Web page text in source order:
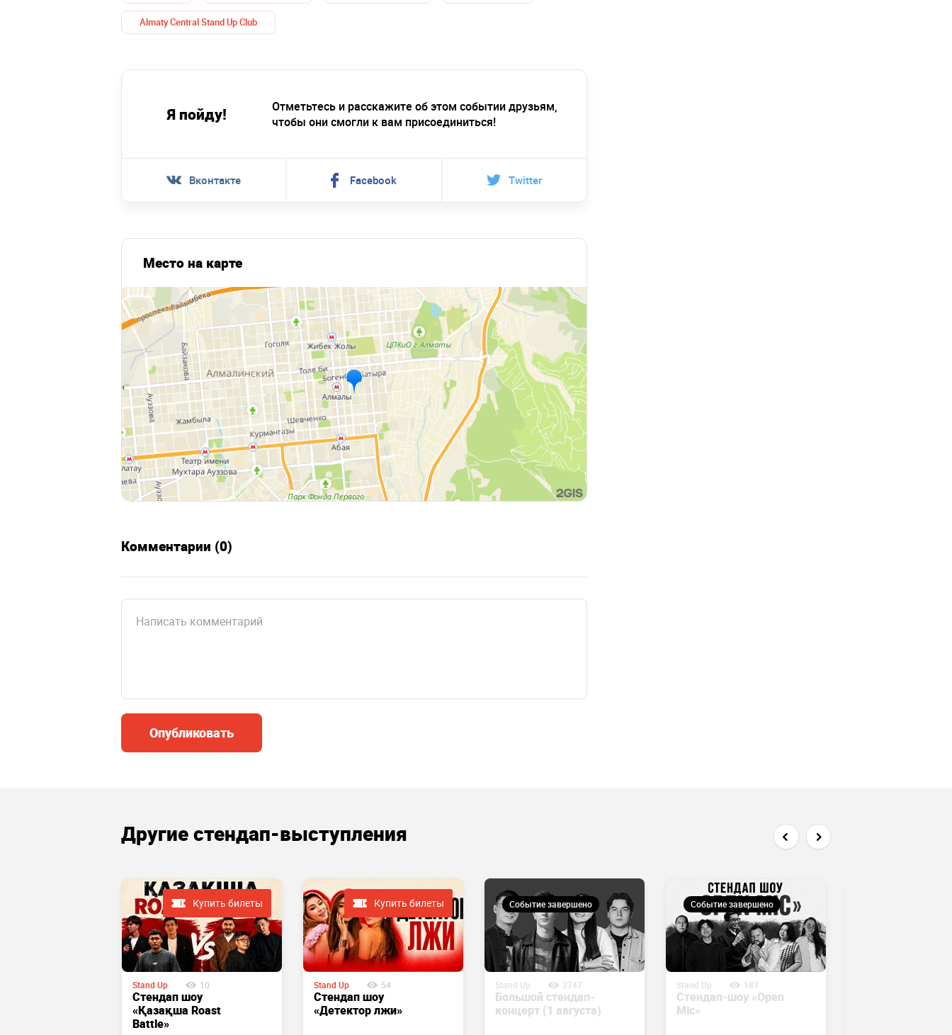
Almaty Central Stand Up Club
Я пойду!
Отметьтесь и расскажите об этом событии друзьям,
чтобы они смогли к вам присоединиться!
Вконтакте Facebook Twitter
Место на карте
Комментарии (0)
Опубликовать
Другие стендап-выступления
Купить билеты
Stand Up 10
Стендап шоу
«Қазақша Roast
Battle»
Купить билеты
Stand Up 54
Стендап шоу
«Детектор лжи»
Событие завершено
Stand Up 3747
Большой стендап-
концерт (1 августа)
Событие завершено
Stand Up 183
Стендап-шоу «Open
Mic»